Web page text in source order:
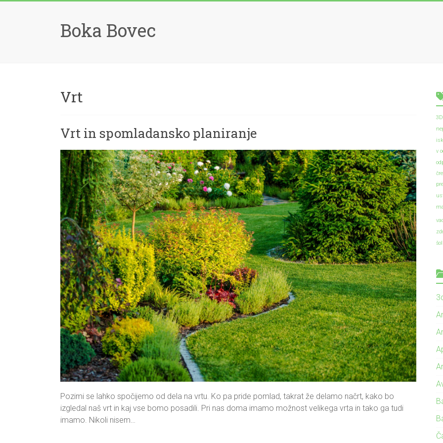
Boka Bovec
Vrt
Vrt in spomladansko planiranje
Pozimi se lahko spočijemo od dela na vrtu. Ko pa pride pomlad, takrat že delamo načrt, kako bo
izgledal naš vrt in kaj vse bomo posadili. Pri nas doma imamo možnost velikega vrta in tako ga tudi
imamo. Nikoli nisem…
v